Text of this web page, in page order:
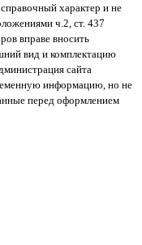
характер и не
ч.2, ст. 437
вправе вносить
вид и комплектацию
сайта
информацию, но не
перед оформлением